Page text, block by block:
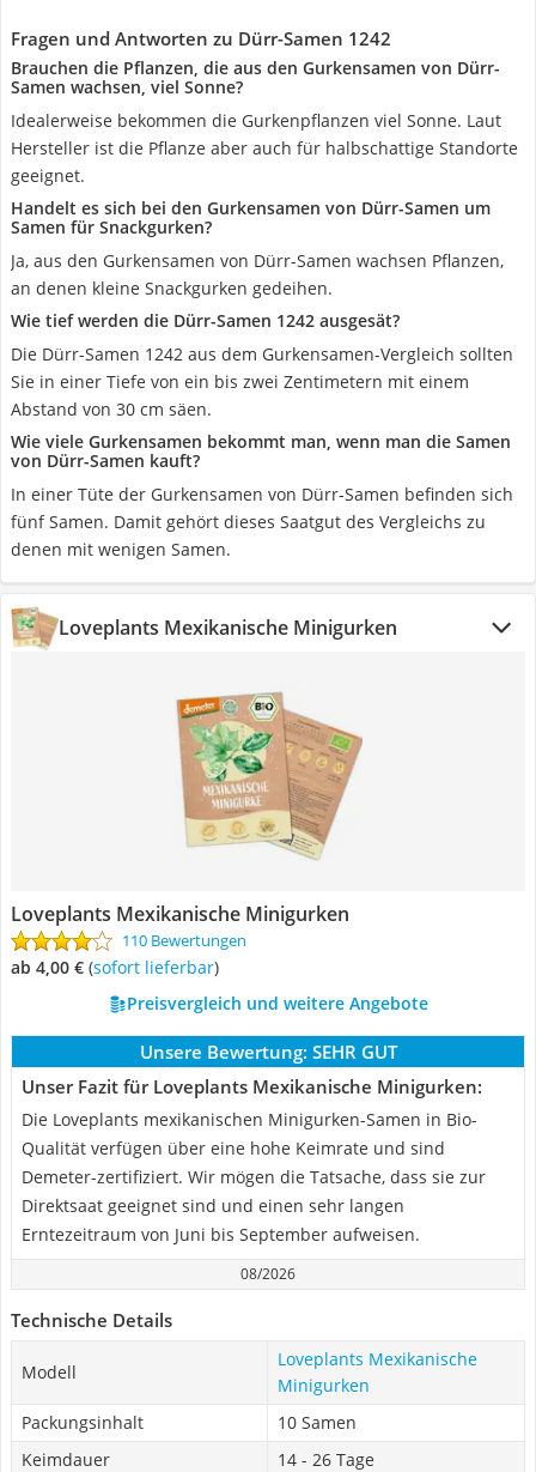
Fragen und Antworten zu Dürr-Samen 1242
Brauchen die Pflanzen, die aus den Gurkensamen von Dürr-
Samen wachsen, viel Sonne?
Idealerweise bekommen die Gurkenpflanzen viel Sonne. Laut
Hersteller ist die Pflanze aber auch für halbschattige Standorte
geeignet.
Handelt es sich bei den Gurkensamen von Dürr-Samen um
Samen für Snackgurken?
Ja, aus den Gurkensamen von Dürr-Samen wachsen Pflanzen,
an denen kleine Snackgurken gedeihen.
Wie tief werden die Dürr-Samen 1242 ausgesät?
Die Dürr-Samen 1242 aus dem Gurkensamen-Vergleich sollten
Sie in einer Tiefe von ein bis zwei Zentimetern mit einem
Abstand von 30 cm säen.
Wie viele Gurkensamen bekommt man, wenn man die Samen
von Dürr-Samen kauft?
In einer Tüte der Gurkensamen von Dürr-Samen befinden sich
fünf Samen. Damit gehört dieses Saatgut des Vergleichs zu
denen mit wenigen Samen.
Loveplants Mexikanische Minigurken
Loveplants Mexikanische Minigurken
110 Bewertungen
ab 4,00 € ( Sofort lieferbar)
Preisvergleich und weitere Angebote
Unsere Bewertung: SEHR GUT
Unser Fazit für Loveplants Mexikanische Minigurken:
Die Loveplants mexikanischen Minigurken-Samen in Bio-
Qualität verfügen über eine hohe Keimrate und sind
Demeter-zertifiziert. Wir mögen die Tatsache, dass sie zur
Direktsaat geeignet sind und einen sehr langen
Erntezeitraum von Juni bis September aufweisen.
08/2026
Technische Details
Modell
Loveplants Mexikanische
Minigurken
Packungsinhalt
10 Samen
Keimdauer
14 - 26 Tage